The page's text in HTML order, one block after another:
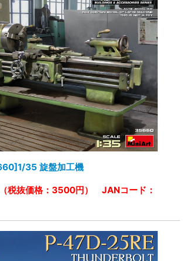
35 旋盤加工機
税抜価格：3500円） JANコード：